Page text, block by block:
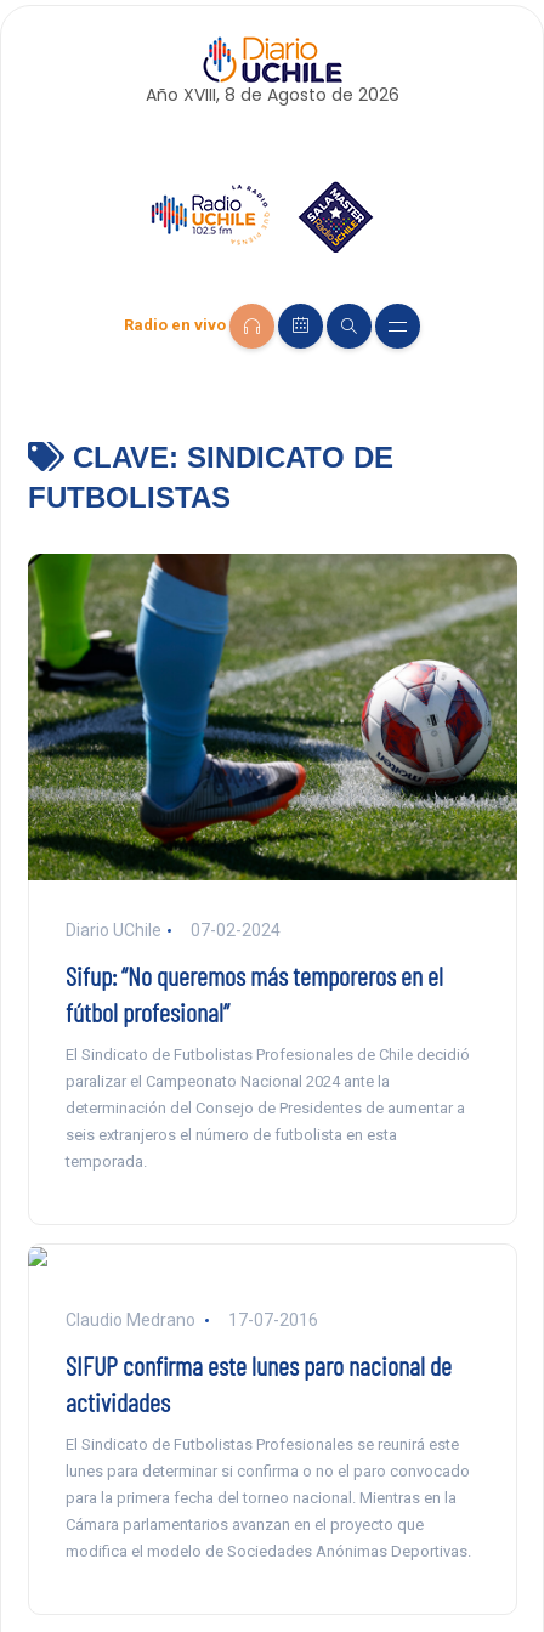
Año XVIII, 8 de Agosto de 2026
Radio en vivo
CLAVE: SINDICATO DE
FUTBOLISTAS
Diario UChile 07-02-2024
Sifup: “No queremos más temporeros en el
fútbol profesional”
El Sindicato de Futbolistas Profesionales de Chile decidió
paralizar el Campeonato Nacional 2024 ante la
determinación del Consejo de Presidentes de aumentar a
seis extranjeros el número de futbolista en esta
temporada.
Claudio Medrano 17-07-2016
SIFUP confirma este lunes paro nacional de
actividades
El Sindicato de Futbolistas Profesionales se reunirá este
lunes para determinar si confirma o no el paro convocado
para la primera fecha del torneo nacional. Mientras en la
Cámara parlamentarios avanzan en el proyecto que
modifica el modelo de Sociedades Anónimas Deportivas.